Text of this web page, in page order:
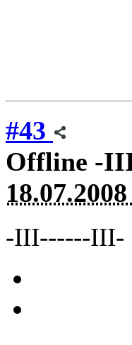
#43
Offline -
-III------III-